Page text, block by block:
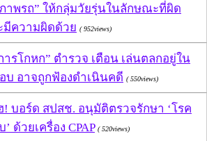
าพรถ” ให้กลุ่มวัยรุ่นในลักษณะที่ผิด
มีความผิดด้วย ( 952views)
รโกหก” ตำรวจ เตือน เล่นตลกอยู่ใน
บ อาจถูกฟ้องดำเนินคดี ( 550views)
! บอร์ด สปสช. อนุมัติตรวจรักษา ‘โรค
ด้วยเครื่อง CPAP ( 520views)